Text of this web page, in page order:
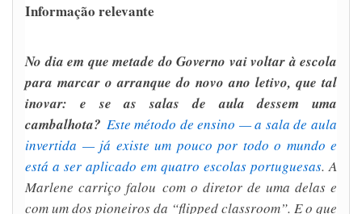
Informação relevante
No dia em que metade do Governo vai voltar à escola
para marcar o arranque do novo ano letivo, que tal
inovar: e se as salas de aula dessem uma
cambalhota? Este método de ensino — a sala de aula
invertida — já existe um pouco por todo o mundo e
está a ser aplicado em quatro escolas portuguesas. A
Marlene carriço falou com o diretor de uma delas e
com um dos pioneiros da “flipped classroom”. E o que